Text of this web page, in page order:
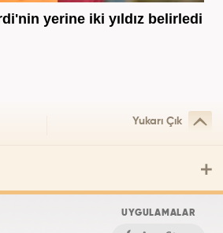
yerine iki yıldız belirledi
Yukarı Çık
UYGULAMALAR